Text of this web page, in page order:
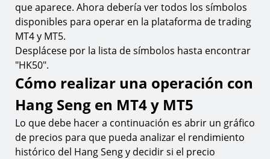
que aparece. Ahora debería ver todos los símbolos
disponibles para operar en la plataforma de trading
MT4 y MT5.
Desplácese por la lista de símbolos hasta encontrar
"HK50".
Cómo realizar una operación con
Hang Seng en MT4 y MT5
Lo que debe hacer a continuación es abrir un gráfico
de precios para que pueda analizar el rendimiento
histórico del Hang Seng y decidir si el precio